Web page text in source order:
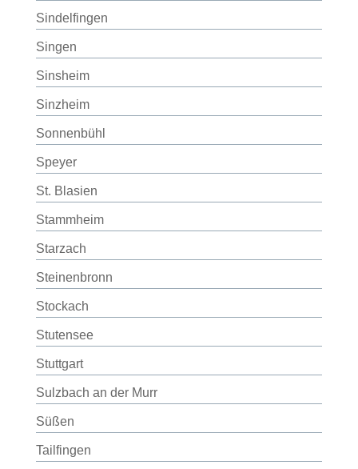
Sindelfingen
Singen
Sinsheim
Sinzheim
Sonnenbühl
Speyer
St. Blasien
Stammheim
Starzach
Steinenbronn
Stockach
Stutensee
Stuttgart
Sulzbach an der Murr
Süßen
Tailfingen